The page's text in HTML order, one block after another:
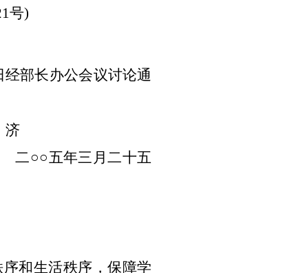
号)
部长办公会议讨论通
济
三月二十五
和生活秩序，保障学